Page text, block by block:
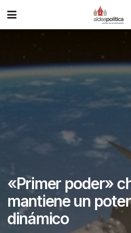
«Primer poder»
mantiene un
dinámico